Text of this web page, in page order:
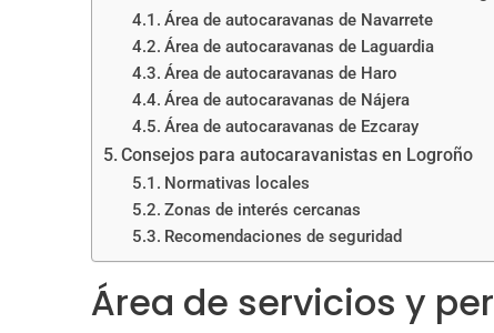
Área de autocaravanas de Navarrete
Área de autocaravanas de Laguardia
Área de autocaravanas de Haro
Área de autocaravanas de Nájera
Área de autocaravanas de Ezcaray
Consejos para autocaravanistas en Logroño
Normativas locales
Zonas de interés cercanas
Recomendaciones de seguridad
Área de servicios y